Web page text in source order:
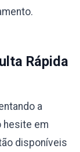
Rápida
a
hesite em
disponíveis